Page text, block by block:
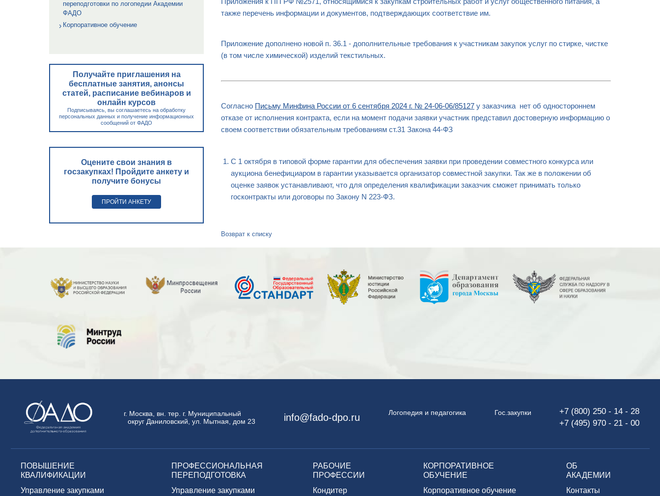
переподготовки по логопедии Академии
ФАДО
Корпоративное обучение
Получайте приглашения на
бесплатные занятия, анонсы
статей, расписание вебинаров и
онлайн курсов
Подписываясь, вы соглашаетесь на обработку
персональных данных и получение информационных
сообщений от ФАДО
Оцените свои знания в
госзакупках! Пройдите анкету и
получите бонусы
ПРОЙТИ АНКЕТУ
также перечень информации и документов, подтверждающих соответствие им.
Приложение дополнено новой п. 36.1 - дополнительные требования к участникам закупок услуг по стирке, чистке
(в том числе химической) изделий текстильных.
Согласно Письму Минфина России от 6 сентября 2024 г. № 24-06-06/85127 у заказчика нет об одностороннем
отказе от исполнения контракта, если на момент подачи заявки участник представил достоверную информацию о
своем соответствии обязательным требованиям ст.31 Закона 44-ФЗ
С 1 октября в типовой форме гарантии для обеспечения заявки при проведении совместного конкурса или
аукциона бенефициаром в гарантии указывается организатор совместной закупки. Так же в положении об
оценке заявок устанавливают, что для определения квалификации заказчик сможет принимать только
госконтракты или договоры по Закону N 223-ФЗ.
Возврат к списку
г. Москва, вн. тер. г. Муниципальный
округ Даниловский, ул. Мытная, дом 23
info@fado-dpo.ru Логопедия и педагогика Гос.закупки
+7 (800) 250 - 14 - 28
+7 (495) 970 - 21 - 00
ПОВЫШЕНИЕ
КВАЛИФИКАЦИИ
Управление закупками
ПРОФЕССИОНАЛЬНАЯ
ПЕРЕПОДГОТОВКА
Управление закупками
РАБОЧИЕ
ПРОФЕССИИ
Кондитер
КОРПОРАТИВНОЕ
ОБУЧЕНИЕ
Корпоративное обучение
ОБ
АКАДЕМИИ
Контакты